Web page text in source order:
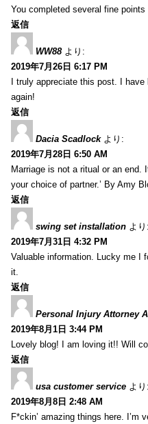
You completed several fine
返信
WW88 より:
2019年7月26日 6:17 PM
I truly appreciate this post. I
again!
返信
Dacia Scadlock より:
2019年7月28日 6:50 AM
Marriage is not a ritual or an end.
your choice of partner.’ By Amy
返信
swing set installation より:
2019年7月31日 4:32 PM
Valuable information. Lucky me I
it.
返信
Personal Injury Attorney
2019年8月1日 3:44 PM
Lovely blog! I am loving it!! Will
返信
usa customer service より:
2019年8月8日 2:48 AM
F*ckin’ amazing things here.